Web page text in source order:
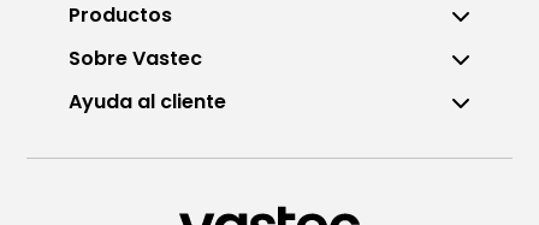
De Lunes a Viernes de 8:00am
Productos
Sobre Vastec
Ayuda al cliente